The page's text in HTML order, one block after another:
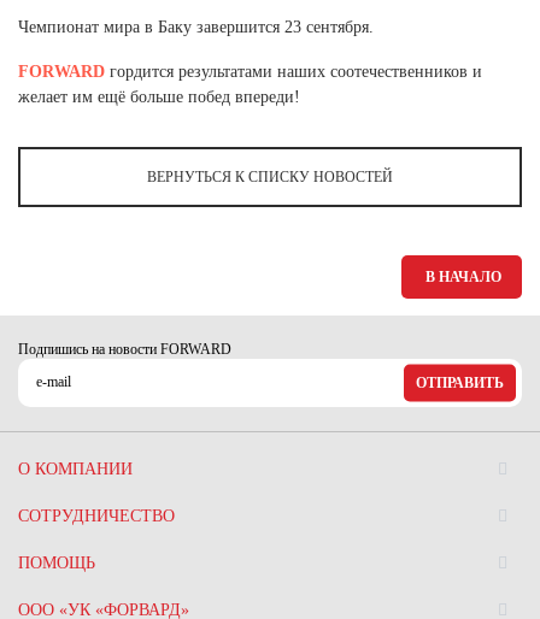
Ханты-Мансийский автономный округ (3)
Ямало-Ненецкий автономный округ (1)
Чемпионат мира в Баку завершится 23 сентября.
FORWARD гордится результатами наших соотечественников и
желает им ещё больше побед впереди!
ВЕРНУТЬСЯ К СПИСКУ НОВОСТЕЙ
В НАЧАЛО
Подпишись на новости FORWARD
ОТПРАВИТЬ
О КОМПАНИИ
СОТРУДНИЧЕСТВО
ПОМОЩЬ
ООО «УК «ФОРВАРД»